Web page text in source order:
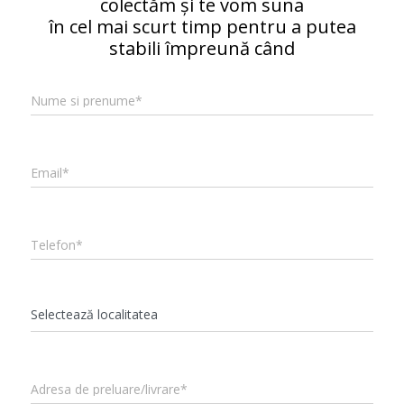
colectăm și te vom suna
în cel mai scurt timp pentru a putea
stabili împreună când